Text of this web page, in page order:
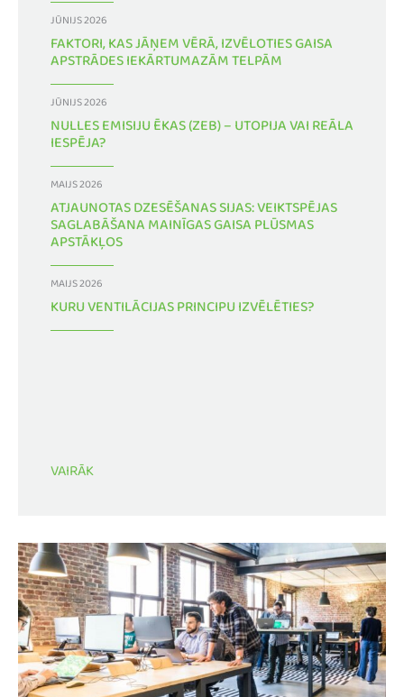
JŪNIJS 2026
FAKTORI, KAS JĀŅEM VĒRĀ, IZVĒLOTIES GAISA
APSTRĀDES IEKĀRTUMAZĀM TELPĀM
JŪNIJS 2026
NULLES EMISIJU ĒKAS (ZEB) – UTOPIJA VAI REĀLA
IESPĒJA?
MAIJS 2026
ATJAUNOTAS DZESĒŠANAS SIJAS: VEIKTSPĒJAS
SAGLABĀŠANA MAINĪGAS GAISA PLŪSMAS
APSTĀKĻOS
MAIJS 2026
KURU VENTILĀCIJAS PRINCIPU IZVĒLĒTIES?
VAIRĀK